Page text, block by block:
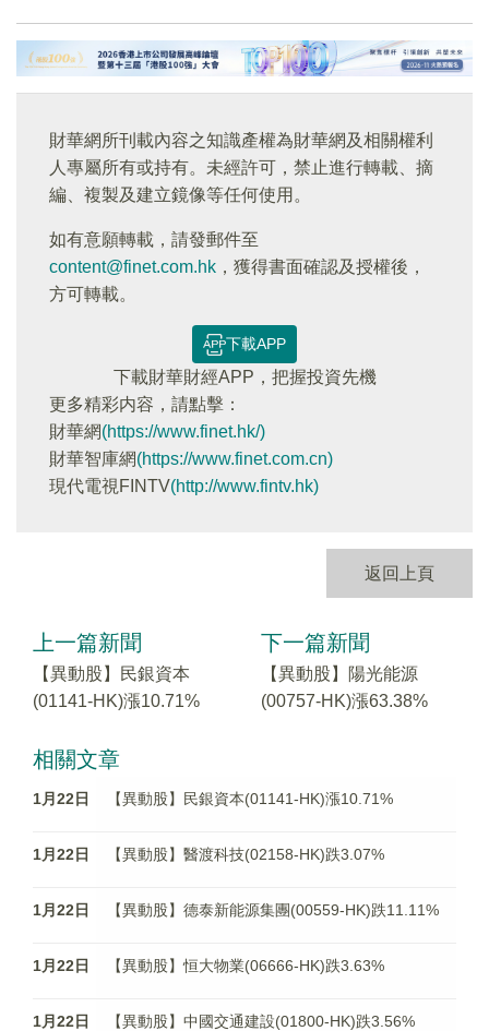
財華網所刊載內容之知識產權為財華網及相關權利
人專屬所有或持有。未經許可，禁止進行轉載、摘
編、複製及建立鏡像等任何使用。
如有意願轉載，請發郵件至
content@finet.com.hk ，獲得書面確認及授權後，
方可轉載。
下載APP
下載財華財經APP，把握投資先機
更多精彩内容，請點擊：
財華網(https://www.finet.hk/)
財華智庫網(https://www.finet.com.cn)
現代電視FINTV(http://www.fintv.hk)
返回上頁
上一篇新聞
【異動股】民銀資本
(01141-HK)漲10.71%
下一篇新聞
【異動股】陽光能源
(00757-HK)漲63.38%
相關文章
1月22日 【異動股】民銀資本(01141-HK)漲10.71%
1月22日 【異動股】醫渡科技(02158-HK)跌3.07%
1月22日 【異動股】德泰新能源集團(00559-HK)跌11.11%
1月22日 【異動股】恒大物業(06666-HK)跌3.63%
1月22日 【異動股】中國交通建設(01800-HK)跌3.56%